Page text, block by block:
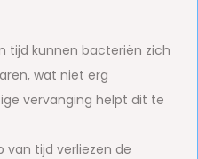
tijd kunnen bacteriën zich
wat niet erg
vervanging helpt dit te
van tijd verliezen de